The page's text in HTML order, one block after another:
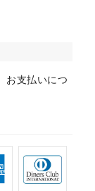
お支払いにつ